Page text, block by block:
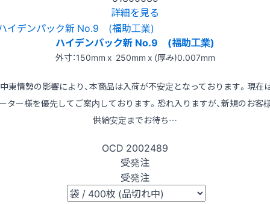
詳細を見る
ハイデンパック新 No.9 (福助工業)
外寸：150mm x 250mm x (厚み)0.007mm
東情勢の影響により、本商品は入荷が不安定となっております。現在
ター様を優先してご案内しております。恐れ入りますが、新規のお客
供給安定までお待ち…
OCD 2002489
受発注
受発注